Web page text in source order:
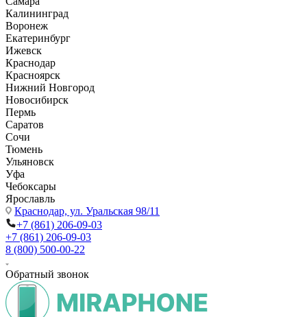
Калининград
Воронеж
Екатеринбург
Ижевск
Краснодар
Красноярск
Нижний Новгород
Новосибирск
Пермь
Саратов
Сочи
Тюмень
Ульяновск
Уфа
Чебоксары
Ярославль
Краснодар, ул. Уральская 98/11
+7 (861) 206-09-03
+7 (861) 206-09-03
8 (800) 500-00-22
Обратный звонок